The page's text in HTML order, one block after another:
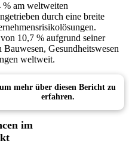
am weltweiten
durch eine breite
10,7 % aufgrund seiner
Gesundheitswesen
weltweit.
um mehr über diesen Bericht zu
erfahren.
im